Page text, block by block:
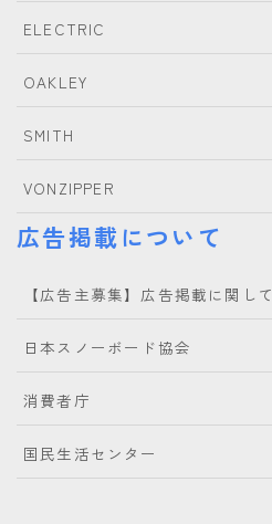
ELECTRIC
OAKLEY
SMITH
VONZIPPER
広告掲載について
【広告主募集】広告掲載に関して
日本スノーボード協会
消費者庁
国民生活センター